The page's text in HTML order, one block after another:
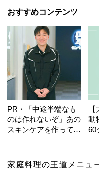
おすすめコンテンツ
PR・「中途半端なも
のは作れないぞ」あの
スキンケアを作ってい
動
60
家庭料理の王道メニュ